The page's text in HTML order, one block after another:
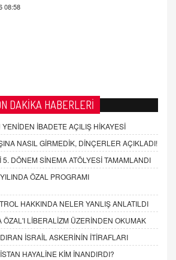
DAKİKA HABERLERİ
YENİDEN İBADETE AÇILIŞ HİKAYESİ
NASIL GİRMEDİK, DİNÇERLER AÇIKLADI!
DÖNEM SİNEMA ATÖLYESİ TAMAMLANDI
ÖZAL PROGRAMI
HAKKINDA NELER YANLIŞ ANLATILDI
ÖZAL'I LİBERALİZM ÜZERİNDEN OKUMAK
İSRAİL ASKERİNİN İTİRAFLARI
HAYALİNE KİM İNANDIRDI?